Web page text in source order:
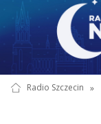
Radio Szczecin »